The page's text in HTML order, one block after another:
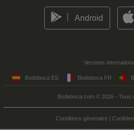
Android
Versions
Bodeboca ES Bodeboca FR
Bodeboca.com © 2026 - Tous
Conditions générales |